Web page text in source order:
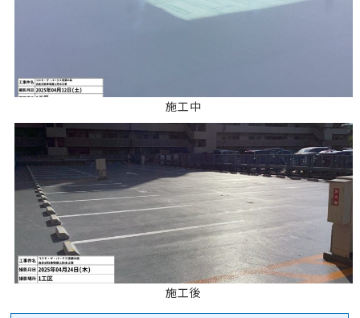
施工中
施工後